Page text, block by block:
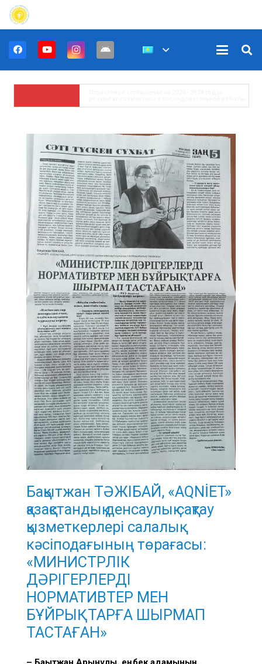
Бақытжан ТӘЖІБАЙ, «AQNİET»
қазақстандық денсаулық сақтау
қызметкерлері салалық
кәсіподағының төрағасы:
«МИНИСТРЛІК
ДӘРІГЕРЛЕРДІ
НОРМАТИВТЕР МЕН
БҰЙРЫҚТАРҒА ШЫРМАП
ТАСТАҒАН»